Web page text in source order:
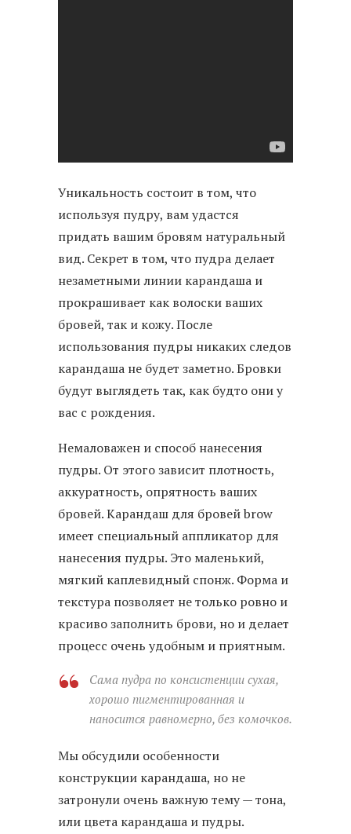
Уникальность состоит в том, что
используя пудру, вам удастся
придать вашим бровям натуральный
вид. Секрет в том, что пудра делает
незаметными линии карандаша и
прокрашивает как волоски ваших
бровей, так и кожу. После
использования пудры никаких следов
карандаша не будет заметно. Бровки
будут выглядеть так, как будто они у
вас с рождения.
Немаловажен и способ нанесения
пудры. От этого зависит плотность,
аккуратность, опрятность ваших
бровей. Карандаш для бровей brow
имеет специальный аппликатор для
нанесения пудры. Это маленький,
мягкий каплевидный спонж. Форма и
текстура позволяет не только ровно и
красиво заполнить брови, но и делает
процесс очень удобным и приятным.
Сама пудра по консистенции сухая,
хорошо пигментированная и
наносится равномерно, без комочков.
Мы обсудили особенности
конструкции карандаша, но не
затронули очень важную тему — тона,
или цвета карандаша и пудры.